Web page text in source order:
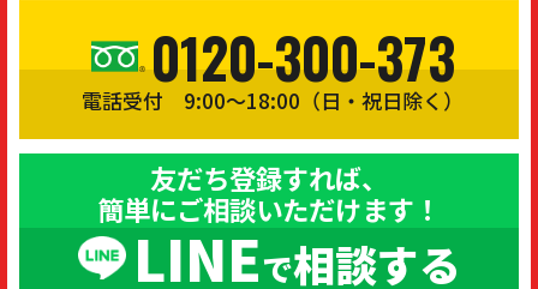
0120-300-373
電話受付 9:00〜18:00（日・祝日除く）
友だち登録すれば、
簡単にご相談いただけます！
LINEで相談する